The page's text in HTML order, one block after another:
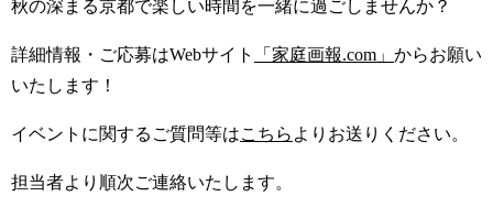
秋の深まる京都で楽しい時間を一緒に過ごしませんか？
詳細情報・ご応募はWebサイト 「家庭画報.com」 からお願い
いたします！
イベントに関するご質問等はこちら よりお送りください。
担当者より順次ご連絡いたします。